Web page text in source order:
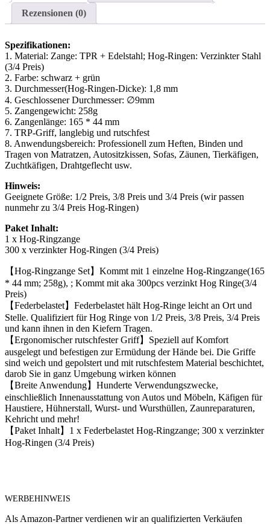
Rezensionen (0)
Spezifikationen:
1. Material: Zange: TPR + Edelstahl; Hog-Ringen: Verzinkter Stahl
(3/4 Preis)
2. Farbe: schwarz + grün
3. Durchmesser(Hog-Ringen-Dicke): 1,8 mm
4. Geschlossener Durchmesser: ∅9mm
5. Zangengewicht: 258g
6. Zangenlänge: 165 * 44 mm
7. TRP-Griff, langlebig und rutschfest
8. Anwendungsbereich: Professionell zum Heften, Binden und
Tragen von Matratzen, Autositzkissen, Sofas, Zäunen, Tierkäfigen,
Zuchtkäfigen, Drahtgeflecht usw.
Hinweis:
Geeignete Größe: 1/2 Preis, 3/8 Preis und 3/4 Preis (wir passen
nunmehr zu 3/4 Preis Hog-Ringen)
Paket Inhalt:
1 x Hog-Ringzange
300 x verzinkter Hog-Ringen (3/4 Preis)
【Hog-Ringzange Set】Kommt mit 1 einzelne Hog-Ringzange(165
* 44 mm; 258g), ; Kommt mit aka 300pcs verzinkt Hog Ringe(3/4
Preis)
【Federbelastet】Federbelastet hält Hog-Ringe leicht an Ort und
Stelle. Qualifiziert für Hog Ringe von 1/2 Preis, 3/8 Preis, 3/4 Preis
und kann ihnen in den Kiefern Tragen.
【Ergonomischer rutschfester Griff】Speziell auf Komfort
ausgelegt und befestigen zur Ermüdung der Hände bei. Die Griffe
sind weich und gepolstert und mit rutschfestem Material beschichtet,
darob Sie in ganz Umgebung wirken können
【Breite Anwendung】Hunderte Verwendungszwecke,
einschließlich Innenausstattung von Autos und Möbeln, Käfigen für
Haustiere, Hühnerstall, Wurst- und Wursthüllen, Zaunreparaturen,
Kehricht und mehr!
【Paket Inhalt】1 x Federbelastet Hog-Ringzange; 300 x verzinkter
Hog-Ringen (3/4 Preis)
WERBEHINWEIS
Als Amazon-Partner verdienen wir an qualifizierten Verkäufen